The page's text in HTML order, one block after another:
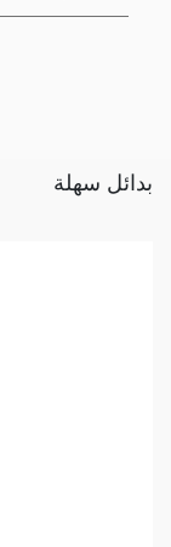
بدائل سهلة